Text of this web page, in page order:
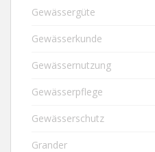
Gewässergüte
Gewässerkunde
Gewässernutzung
Gewässerpflege
Gewässerschutz
Grander